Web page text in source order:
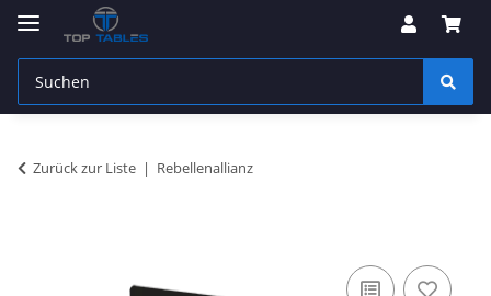
Zurück zur Liste Rebellenallianz